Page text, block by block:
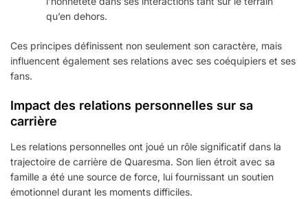
qu’en dehors.
Ces principes définissent non seulement son caractère, mais
influencent également ses relations avec ses coéquipiers et ses
fans.
Impact des relations personnelles sur sa
carrière
Les relations personnelles ont joué un rôle significatif dans la
trajectoire de carrière de Quaresma. Son lien étroit avec sa
famille a été une source de force, lui fournissant un soutien
émotionnel durant les moments difficiles.